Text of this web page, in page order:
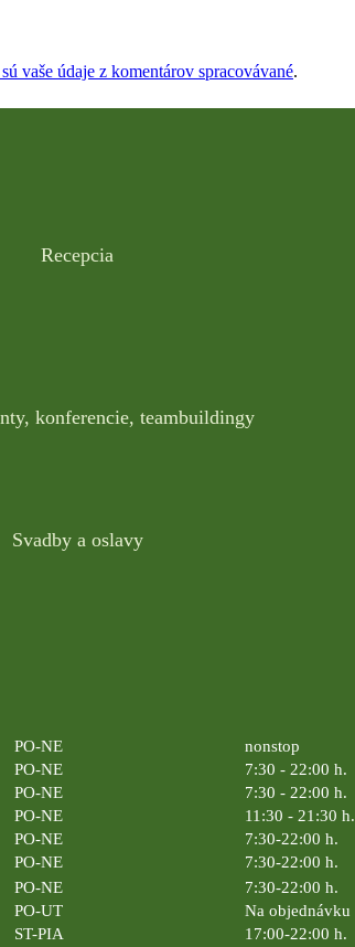
vaše údaje z komentárov spracovávané.
Recepcia
konferencie, teambuildingy
Svadby a oslavy
PO-NE
nonstop
PO-NE
7:30 - 22:00 h.
PO-NE
7:30 - 22:00 h.
PO-NE
11:30 - 21:30 h.
PO-NE
7:30-22:00 h.
PO-NE
7:30-22:00 h.
PO-NE
7:30-22:00 h.
PO-UT
Na objednávku
ST-PIA
17:00-22:00 h.